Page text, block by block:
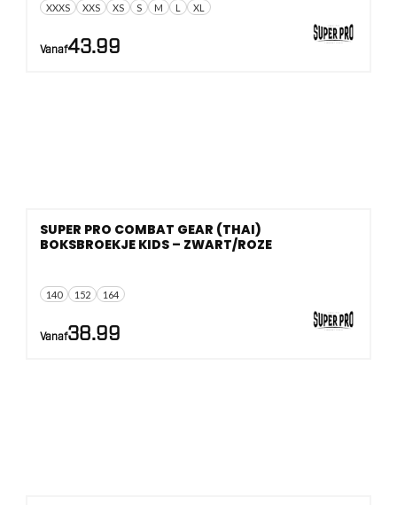
XXXS XXS XS S M L XL
Vanaf43.99
140 152 164
SUPER PRO COMBAT GEAR (THAI)
BOKSBROEKJE KIDS – ZWART/ROZE
Vanaf38.99